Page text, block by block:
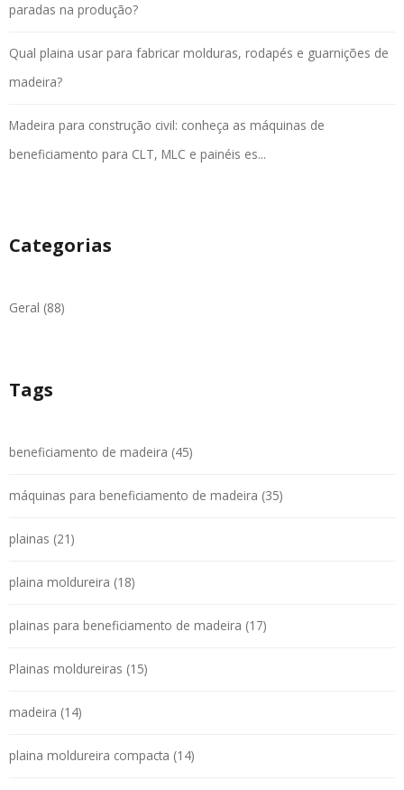
paradas na produção?
Qual plaina usar para fabricar molduras, rodapés e guarnições de
madeira?
Madeira para construção civil: conheça as máquinas de
beneficiamento para CLT, MLC e painéis es...
Categorias
Geral (88)
Tags
beneficiamento de madeira (45)
máquinas para beneficiamento de madeira (35)
plainas (21)
plaina moldureira (18)
plainas para beneficiamento de madeira (17)
Plainas moldureiras (15)
madeira (14)
plaina moldureira compacta (14)